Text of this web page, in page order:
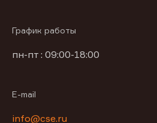
График работы
пн-пт : 09:00-18:00
E-mail
info@cse.ru